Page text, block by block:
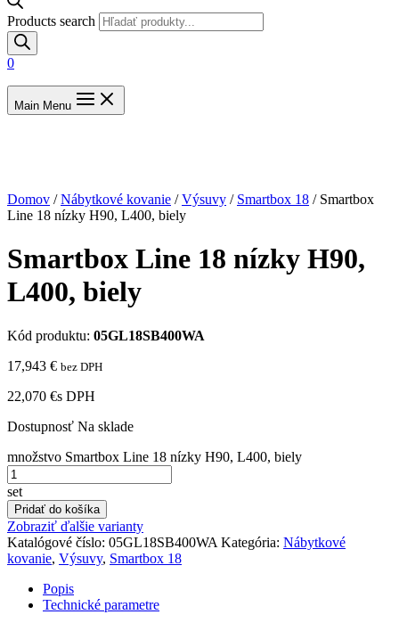
Products search
0
Main Menu
Domov /Nábytkové kovanie /Výsuvy / Smartbox 18 / Smartbox
Line 18 nízky H90, L400, biely
Smartbox Line 18 nízky H90,
L400, biely
Kód produktu: 05GL18SB400WA
17,943 € bez DPH
22,070 €s DPH
Dostupnosť Na sklade
množstvo Smartbox Line 18 nízky H90, L400, biely
set
Pridať do košíka
Zobraziť ďalšie varianty
Katalógové číslo: 05GL18SB400WA Kategória: Nábytkové
kovanie, Výsuvy, Smartbox 18
Popis
Technické parametre